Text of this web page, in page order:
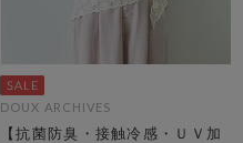
DOUX ARCHIVES
【抗菌防臭・接触冷感・ＵＶ加